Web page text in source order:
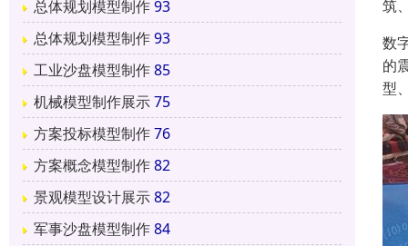
总体规划模型制作93
总体规划模型制作93
工业沙盘模型制作85
机械模型制作展示75
方案投标模型制作76
方案概念模型制作82
景观模型设计展示82
军事沙盘模型制作84
筑
数
的
型